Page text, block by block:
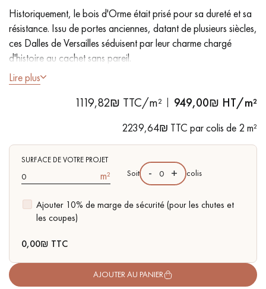
09-8899140
Nos experts sont à votre disposition pour vous guider pas à
pas dans le choix et la pose de votre parquet.
Un expert Décoplus Parquets vous appelle
Historiquement, le bois d'Orme était prisé pour sa dureté et sa
résistance. Issu de portes anciennes, datant de plusieurs siècles,
ces Dalles de Versailles séduisent par leur charme chargé
d'histoire au cachet sans pareil.
- Dimensions 100 x 100 cm
- Épaisseur 20 mm pose collée ou clouée sur lambourdes
- Huile de finition optionnelle pour rehausser la teinte
- Choix Authentic - Nœuds, gerces, fissures colmatées,
aubiers
- Couche d'usure de 6 mm, équivalente à un parquet massif
Lire plus
1119,82₪ TTC/m² 949,00₪ HT/m²
2239,64₪ TTC par colis de 2 m²
SURFACE DE VOTRE PROJET
m²
Ajouter 10% de marge de sécurité (pour les chutes et
les coupes)
Soit - + colis
0,00₪ TTC
AJOUTER AU PANIER